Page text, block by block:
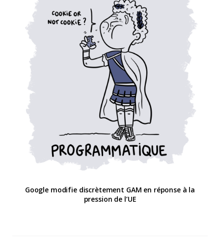
Google modifie discrètement GAM en réponse à la
pression de l’UE